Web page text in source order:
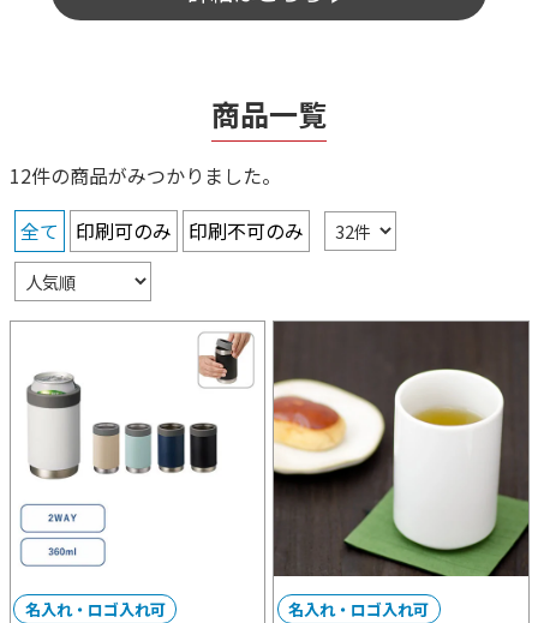
商品一覧
12件の商品がみつかりました。
全て
印刷可のみ 印刷不可のみ
名入れ・ロゴ入れ可 名入れ・ロゴ入れ可